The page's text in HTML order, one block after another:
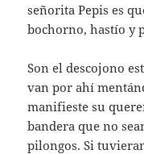
señorita Pepis es
bochorno, hastío y
Son el descojono
van por ahí
manifieste su
bandera que no
pilongos. Si